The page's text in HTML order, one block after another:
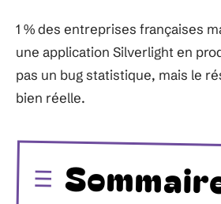
1 % des entreprises françaises
une application Silverlight en
pas un bug statistique, mais le
bien réelle.